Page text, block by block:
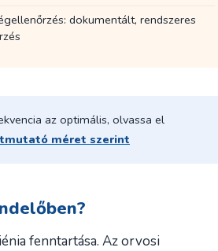
dokumentált, rendszeres
az optimális, olvassa el
méret szerint
fenntartása. Az orvosi